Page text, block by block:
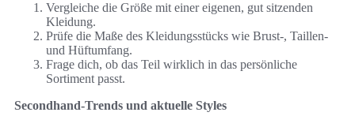
Vergleiche die Größe mit einer eigenen, gut sitzenden
Kleidung.
Prüfe die Maße des Kleidungsstücks wie Brust-, Taillen-
und Hüftumfang.
Frage dich, ob das Teil wirklich in das persönliche
Sortiment passt.
Secondhand-Trends und aktuelle Styles